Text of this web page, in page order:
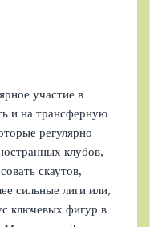
участие в
и на трансферную
регулярно
клубов,
скаутов,
сильные лиги или,
ключевых фигур в